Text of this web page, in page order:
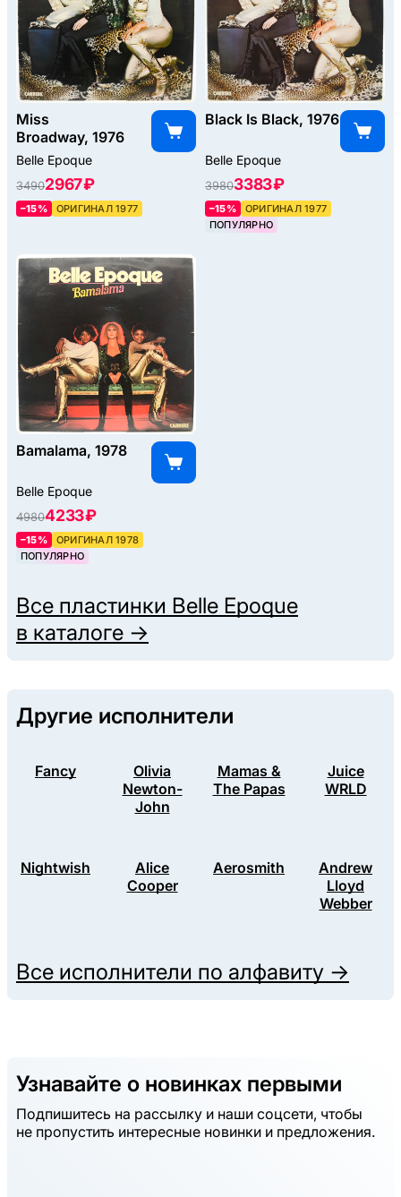
Miss
Broadway, 1976
Belle Epoque
34902967 ₽
–15% ОРИГИНАЛ 1977
Black Is Black, 1976
Belle Epoque
39803383 ₽
–15%
ОРИГИНАЛ 1977
ПОПУЛЯРНО
Bamalama, 1978
Belle Epoque
49804233 ₽
–15%
ОРИГИНАЛ 1978
ПОПУЛЯРНО
Все пластинки Belle Epoque
в каталоге →
Другие исполнители
Fancy
Olivia
Newton-
John
Mamas &
The Papas
Juice
WRLD
Nightwish
Alice
Cooper
Aerosmith
Andrew
Lloyd
Webber
Все исполнители по алфавиту →
Узнавайте о новинках первыми
Подпишитесь на рассылку и наши соцсети, чтобы
не пропустить интересные новинки и предложения.